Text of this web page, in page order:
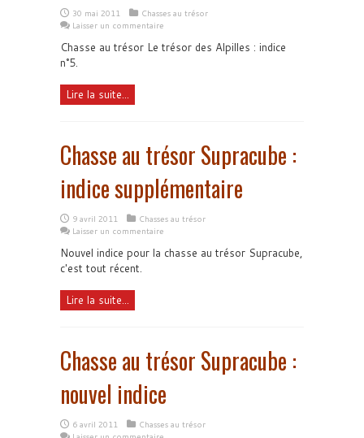
30 mai 2011
Chasses au trésor
Laisser un commentaire
Chasse au trésor Le trésor des Alpilles : indice
n°5.
Lire la suite...
Chasse au trésor Supracube :
indice supplémentaire
9 avril 2011
Chasses au trésor
Laisser un commentaire
Nouvel indice pour la chasse au trésor Supracube,
c'est tout récent.
Lire la suite...
Chasse au trésor Supracube :
nouvel indice
6 avril 2011
Chasses au trésor